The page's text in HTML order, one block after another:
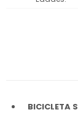
BICICLETA